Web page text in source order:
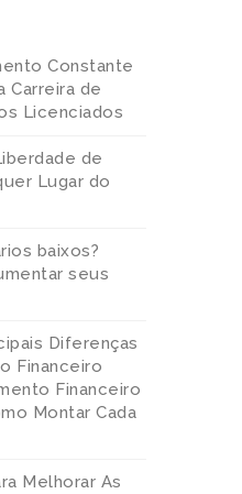
Constante
Carreira de
Licenciados
de
Lugar do
baixos?
seus
Diferenças
Financeiro
Financeiro
Montar Cada
Melhorar As